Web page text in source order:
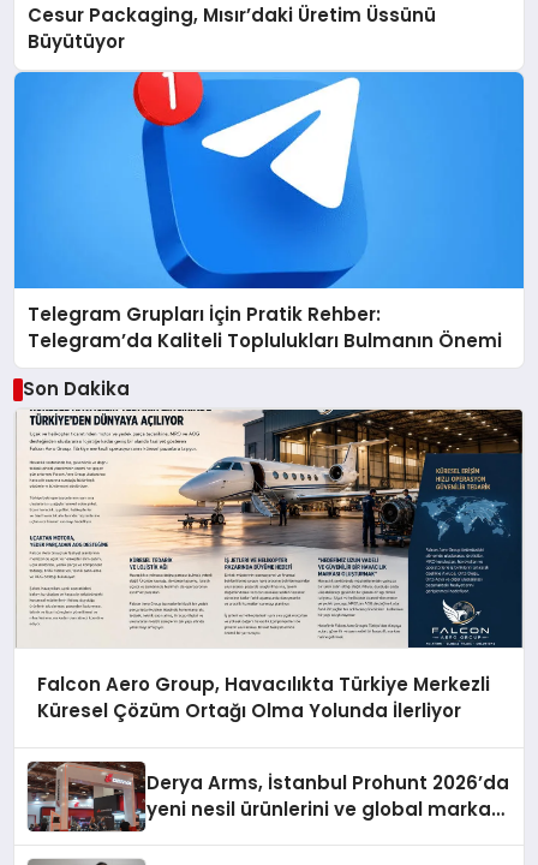
Cesur Packaging, Mısır’daki Üretim Üssünü
Büyütüyor
Telegram Grupları İçin Pratik Rehber:
Telegram’da Kaliteli Toplulukları Bulmanın Önemi
Son Dakika
Falcon Aero Group, Havacılıkta Türkiye Merkezli
Küresel Çözüm Ortağı Olma Yolunda İlerliyor
Derya Arms, İstanbul Prohunt 2026’da
yeni nesil ürünlerini ve global marka